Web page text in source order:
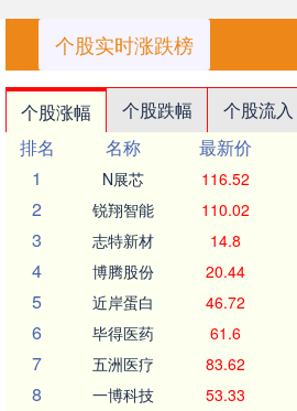
个股实时涨跌榜
个股涨幅 个股跌幅 个股流入
排名
名称 最新价
1
N展芯 116.52
2 锐翔智能 110.02
3 志特新材 14.8
4 博腾股份 20.44
5 近岸蛋白 46.72
6 毕得医药 61.6
7 五洲医疗 83.62
8 一博科技 53.33